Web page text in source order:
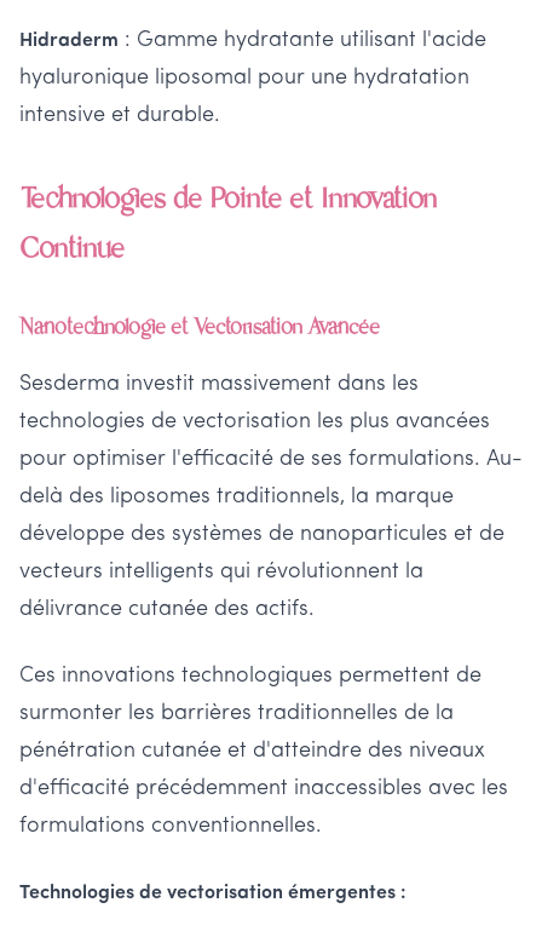
Hidraderm : Gamme hydratante utilisant l'acide
hyaluronique liposomal pour une hydratation
intensive et durable.
Technologies de Pointe et Innovation
Continue
Nanotechnologie et Vectorisation Avancée
Sesderma investit massivement dans les
technologies de vectorisation les plus avancées
pour optimiser l'efficacité de ses formulations. Au-
delà des liposomes traditionnels, la marque
développe des systèmes de nanoparticules et de
vecteurs intelligents qui révolutionnent la
délivrance cutanée des actifs.
Ces innovations technologiques permettent de
surmonter les barrières traditionnelles de la
pénétration cutanée et d'atteindre des niveaux
d'efficacité précédemment inaccessibles avec les
formulations conventionnelles.
Technologies de vectorisation émergentes :